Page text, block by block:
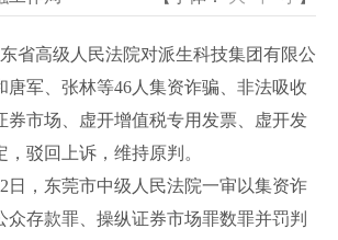
高级人民法院对派生科技集团有限公
唐军、张林等46人集资诈骗、非法吸收
券市场、虚开增值税专用发票、虚开发
驳回上诉，维持原判。
，东莞市中级人民法院一审以集资诈
众存款罪、操纵证券市场罪数罪并罚判